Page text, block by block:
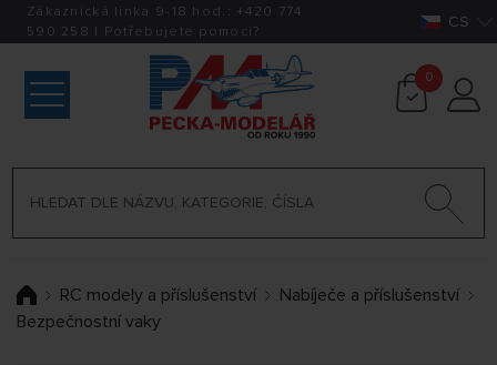
Zákaznická linka 9-18 hod.: +420 774
590 258 | Potřebujete pomoci? CS
0
RC modely a příslušenství
Nabíječe a příslušenství
Bezpečnostní vaky